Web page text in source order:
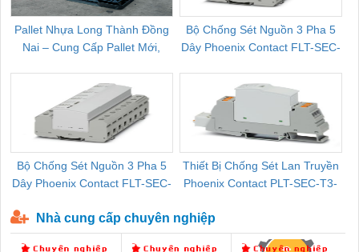
Pallet Nhựa Long Thành Đồng
Nai – Cung Cấp Pallet Mới,
Bộ Chống Sét Nguồn 3 Pha 5
Dây Phoenix Contact FLT-SEC-
Bộ Chống Sét Nguồn 3 Pha 5
Dây Phoenix Contact FLT-SEC-
Thiết Bị Chống Sét Lan Truyền
Phoenix Contact PLT-SEC-T3-
Nhà cung cấp chuyên nghiệp